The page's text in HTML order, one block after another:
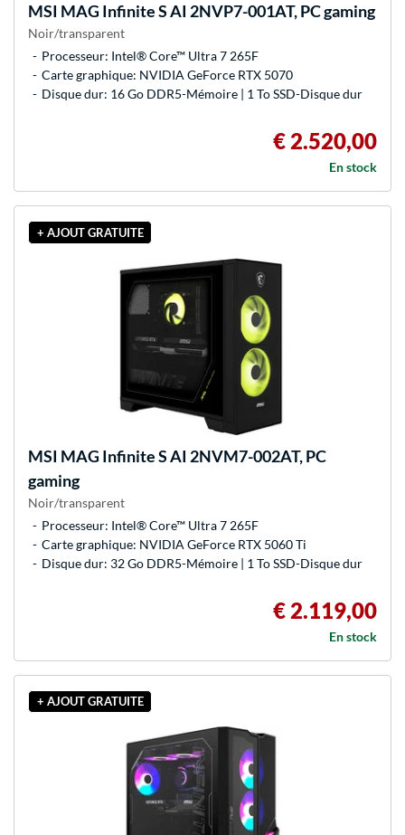
MSI MAG Infinite S AI 2NVP7-001AT, PC gaming
Noir/transparent
Processeur: Intel® Core™ Ultra 7 265F
Carte graphique: NVIDIA GeForce RTX 5070
Disque dur: 16 Go DDR5-Mémoire | 1 To SSD-Disque dur
€ 2.520,00
En stock
+ AJOUT GRATUITE
MSI MAG Infinite S AI 2NVM7-002AT, PC
gaming
Noir/transparent
Processeur: Intel® Core™ Ultra 7 265F
Carte graphique: NVIDIA GeForce RTX 5060 Ti
Disque dur: 32 Go DDR5-Mémoire | 1 To SSD-Disque dur
€ 2.119,00
En stock
+ AJOUT GRATUITE